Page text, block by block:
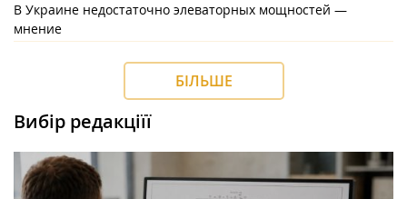
В Украине недостаточно элеваторных мощностей —
мнение
БІЛЬШЕ
Вибір редакціїї